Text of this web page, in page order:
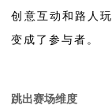
创意互动和路人
变成了参与者。
跳出赛场维度